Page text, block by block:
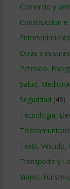
Comercio y
Construccion
Entretenimiento
Otras industrias
Petroleo,
Salud,
Seguridad (43)
Tecnologia,
Textil, Vestido,
Transporte y
Viajes,